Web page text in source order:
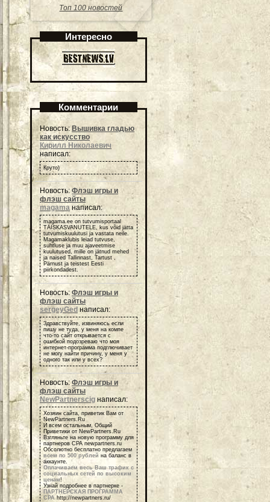
Топ 100 новостей
Интересно
Комментарии
Новость: Вышивка гладью
как искусство
Кирилл Николаевич
написал:
Круто)
Новость: Флэш игры и
флэш сайты
magama написал:
magama.ee on tutvumisportaal
TÄISKASVANUTELE, kus võid jätta
tutvumiskuulutusi ja vastata neile.
Magamaklubis leiad tutvuse,
suhtluse ja muu ajaveetmise
kuulutused, mille on jätnud mehed
ja naised Tallinnast, Tartust ,
Pärnust ja teistest Eesti
piirkondadest.
Новость: Флэш игры и
флэш сайты
sergeyGed написал:
Здравствуйте, извиняюсь если
пишу не туда, у меня на компе
что-то сайт открывается с
ошибкой подозреваю что моя
интернет-программа подглючивает
не могу найти причину, у меня у
одного так или у всех?
Новость: Флэш игры и
флэш сайты
NewPartnerscig написал:
Хозяин сайта, приветик Вам от
NewPartners.Ru
И всем остальным, Общий
Приветики от NewPartners.Ru
Взгляньте на новую программу для
партнеров СРА newpartners.ru
Обсолютно бесплатно предлагаем
всем по 500 рублей на баланс в
аккаунте.
Оплачиваем весь Ваш трафик с
социальных сетей по высоким
ценам!
Узнай подробнее в партнерке -
ПАРТНЕРСКАЯ ПРОГРАММА
СРАhttp://newpartners.ru/